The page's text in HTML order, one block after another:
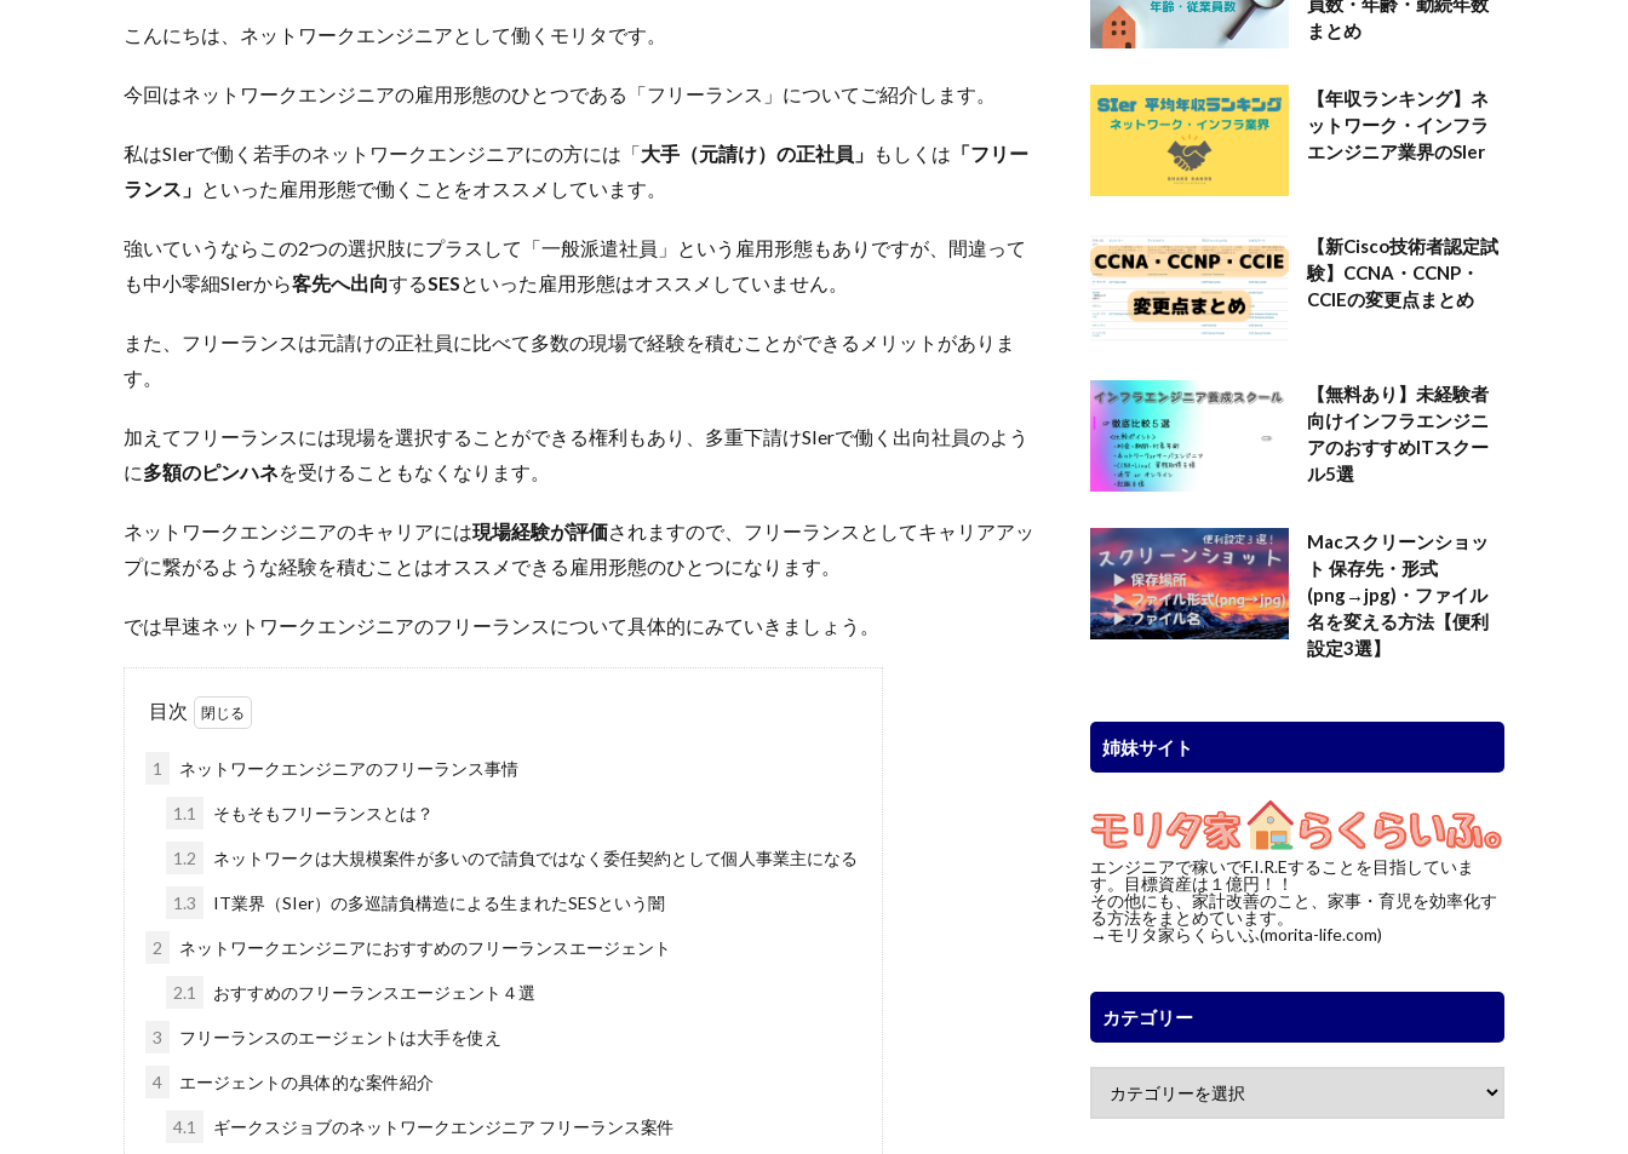
こんにちは、ネットワークエンジニアとして働くモリタです。
今回はネットワークエンジニアの雇用形態のひとつである「フリーランス」についてご紹介します。
私はSIerで働く若手のネットワークエンジニアにの方には「大手（元請け）の正社員」 もしくは 「フリー
ランス」 といった雇用形態で働くことをオススメしています。
強いていうならこの2つの選択肢にプラスして「一般派遣社員」という雇用形態もありですが、間違って
も中小零細SIerから客先へ出向するSESといった雇用形態はオススメしていません。
また、フリーランスは元請けの正社員に比べて多数の現場で経験を積むことができるメリットがありま
す。
加えてフリーランスには現場を選択することができる権利もあり、多重下請けSIerで働く出向社員のよう
に多額のピンハネを受けることもなくなります。
ネットワークエンジニアのキャリアには現場経験が評価されますので、フリーランスとしてキャリアアッ
プに繋がるような経験を積むことはオススメできる雇用形態のひとつになります。
では早速ネットワークエンジニアのフリーランスについて具体的にみていきましょう。
目次
1 ネットワークエンジニアのフリーランス事情
1.1 そもそもフリーランスとは？
1.2 ネットワークは大規模案件が多いので請負ではなく委任契約として個人事業主になる
1.3 IT業界（SIer）の多巡請負構造による生まれたSESという闇
2 ネットワークエンジニアにおすすめのフリーランスエージェント
2.1 おすすめのフリーランスエージェント４選
3 フリーランスのエージェントは大手を使え
4 エージェントの具体的な案件紹介
4.1 ギークスジョブのネットワークエンジニア フリーランス案件
まとめ
【年収ランキング】ネ
ットワーク・インフラ
エンジニア業界のSIer
【新Cisco技術者認定試
験】CCNA・CCNP・
CCIEの変更点まとめ
【無料あり】未経験者
向けインフラエンジニ
アのおすすめITスクー
ル5選
Macスクリーンショッ
ト 保存先・形式
(png→jpg)・ファイル
名を変える方法【便利
設定3選】
姉妹サイト
エンジニアで稼いでF.I.R.Eすることを目指していま
す。目標資産は１億円！！
その他にも、家計改善のこと、家事・育児を効率化す
る方法をまとめています。
→モリタ家らくらいふ(morita-life.com)
カテゴリー